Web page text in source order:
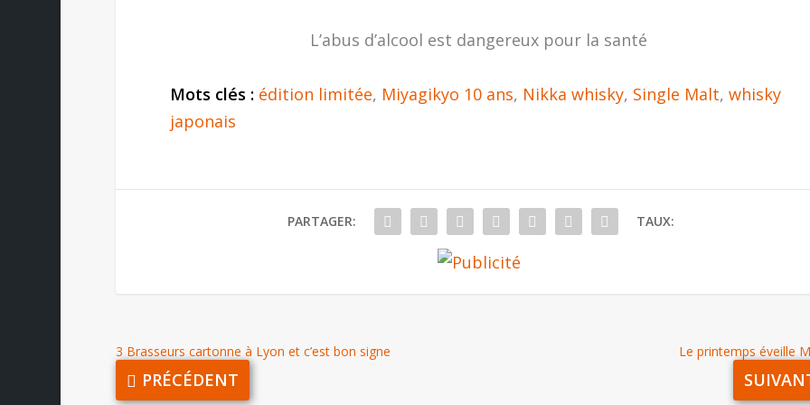
L’abus d’alcool est dangereux pour la santé
Mots clés : édition limitée, Miyagikyo 10 ans, Nikka whisky, Single Malt, whisky
japonais
PARTAGER: TAUX:
3 Brasseurs cartonne à Lyon et c’est bon signe
PRÉCÉDENT
Le printemps éveille